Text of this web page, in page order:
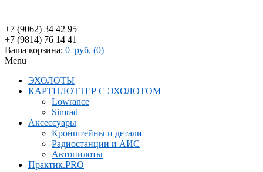
+7 (9062) 34 42 95
+7 (9814) 76 14 41
Ваша корзина: 0 руб. (0)
Menu
ЭХОЛОТЫ
КАРТПЛОТТЕР С ЭХОЛОТОМ
Lowrance
Simrad
Аксессуары
Кронштейны и детали
Радиостанции и АИС
Автопилоты
Практик.PRO